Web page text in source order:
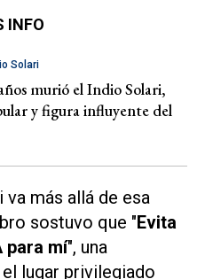
INFO
Solari
murió el Indio Solari,
y figura influyente del
más allá de esa
sostuvo que "Evita
para mí", una
lugar privilegiado